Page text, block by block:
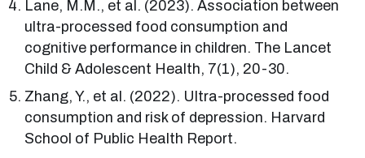
Lane, M.M., et al. (2023). Association between
ultra-processed food consumption and
cognitive performance in children. The Lancet
Child & Adolescent Health, 7(1), 20-30.
Zhang, Y., et al. (2022). Ultra-processed food
consumption and risk of depression. Harvard
School of Public Health Report.